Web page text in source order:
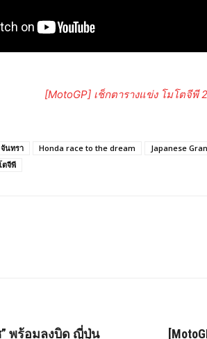
[MotoGP] เช็กตารางแข่ง โมโตจีพี
นทรา Honda race to the dream Japanese
ตจีพี
” พร้อมลงบิด ญี่ปุ่น